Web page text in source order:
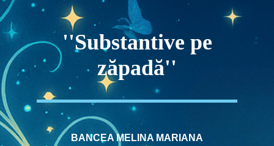
''Substantive pe
zăpadă''
BANCEA MELINA MARIANA